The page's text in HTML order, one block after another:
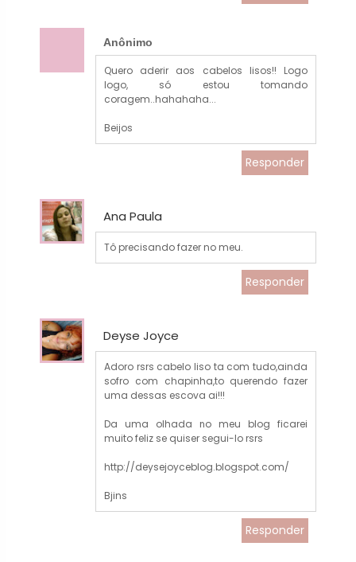
Anônimo
Quero aderir aos cabelos lisos!! Logo
logo, só estou tomando
coragem..hahahaha...
Beijos
Responder
Ana Paula
Tô precisando fazer no meu.
Responder
Deyse Joyce
Adoro rsrs cabelo liso ta com tudo,ainda
sofro com chapinha,to querendo fazer
uma dessas escova ai!!!
Da uma olhada no meu blog ficarei
muito feliz se quiser segui-lo rsrs
http://deysejoyceblog.blogspot.com/
Bjins
Responder